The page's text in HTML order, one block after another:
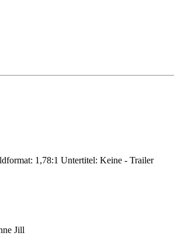
1,78:1 Untertitel: Keine - Trailer
Jill